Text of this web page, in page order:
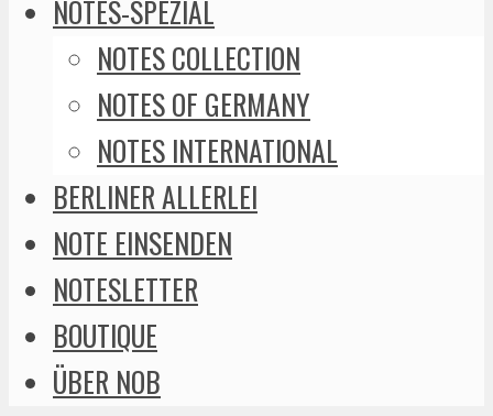
NOTES-SPEZIAL
NOTES COLLECTION
NOTES OF GERMANY
NOTES INTERNATIONAL
BERLINER ALLERLEI
NOTE EINSENDEN
NOTESLETTER
BOUTIQUE
ÜBER NOB